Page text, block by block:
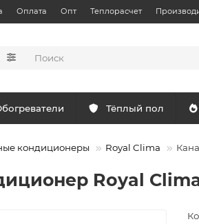
Оплата Опт Теплорасчет
Тёплый пол
кондиционеры Royal Clima
Royal Clima